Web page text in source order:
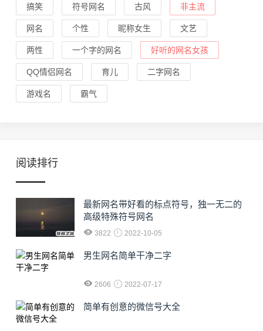
搞笑 符号网名 古风 非主流
网名 个性 昵称女生 文艺
两性 一个字的网名 好听的网名女孩
QQ情侣网名 育儿 二字网名
游戏名 霸气
阅读排行
最新网名带好看的标点符号，独一无二的
高级特殊符号网名
3822 2022-10-05
男生网名简单干净二字
2606 2022-07-17
简单有创意的微信号大全